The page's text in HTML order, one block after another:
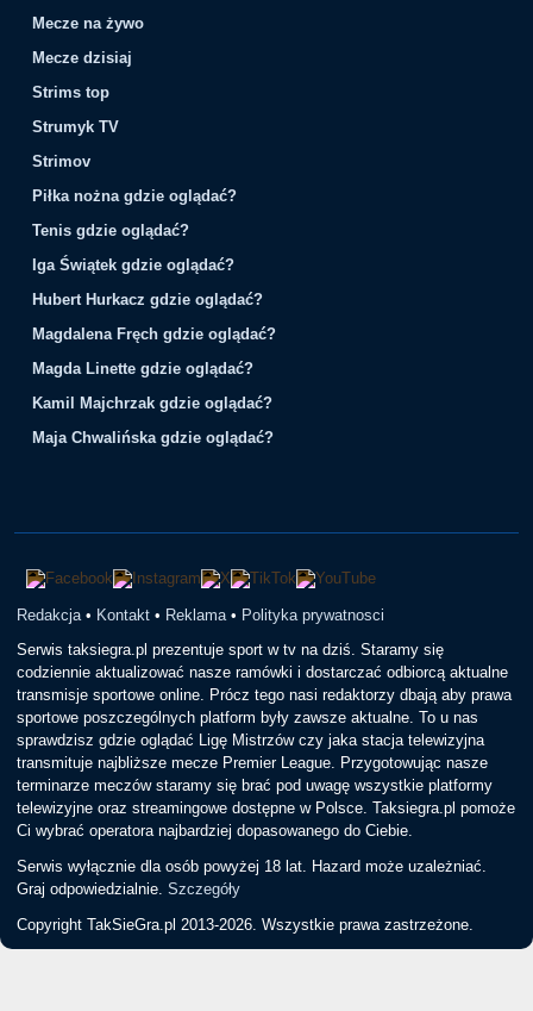
Mecze na żywo
Mecze dzisiaj
Strims top
Strumyk TV
Strimov
Piłka nożna gdzie oglądać?
Tenis gdzie oglądać?
Iga Świątek gdzie oglądać?
Hubert Hurkacz gdzie oglądać?
Magdalena Fręch gdzie oglądać?
Magda Linette gdzie oglądać?
Kamil Majchrzak gdzie oglądać?
Maja Chwalińska gdzie oglądać?
Redakcja • Kontakt • Reklama • Polityka prywatnosci
Serwis taksiegra.pl prezentuje sport w tv na dziś. Staramy się
codziennie aktualizować nasze ramówki i dostarczać odbiorcą aktualne
transmisje sportowe online. Prócz tego nasi redaktorzy dbają aby prawa
sportowe poszczególnych platform były zawsze aktualne. To u nas
sprawdzisz gdzie oglądać Ligę Mistrzów czy jaka stacja telewizyjna
transmituje najbliższe mecze Premier League. Przygotowując nasze
terminarze meczów staramy się brać pod uwagę wszystkie platformy
telewizyjne oraz streamingowe dostępne w Polsce. Taksiegra.pl pomoże
Ci wybrać operatora najbardziej dopasowanego do Ciebie.
Serwis wyłącznie dla osób powyżej 18 lat. Hazard może uzależniać.
Graj odpowiedzialnie.Szczegóły
Copyright TakSieGra.pl 2013-2026. Wszystkie prawa zastrzeżone.